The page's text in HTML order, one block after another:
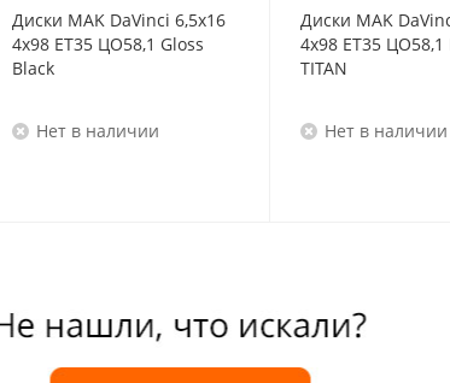
Диски MAK DaVinci 6,5x16
4x98 ET35 ЦО58,1 Gloss
Black
Нет в наличии
Диски MAK
4x98 ET35 ЦО58,1
TITAN
Нет в наличии